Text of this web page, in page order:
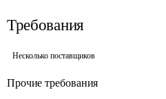
Требования
Несколько поставщиков
Прочие требования